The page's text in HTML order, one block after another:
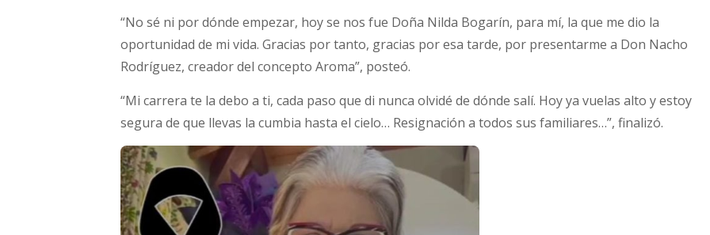
“No sé ni por dónde empezar, hoy se nos fue Doña Nilda Bogarín, para mí, la que me dio la
oportunidad de mi vida. Gracias por tanto, gracias por esa tarde, por presentarme a Don Nacho
Rodríguez, creador del concepto Aroma”, posteó.
“Mi carrera te la debo a ti, cada paso que di nunca olvidé de dónde salí. Hoy ya vuelas alto y estoy
segura de que llevas la cumbia hasta el cielo… Resignación a todos sus familiares…”, finalizó.